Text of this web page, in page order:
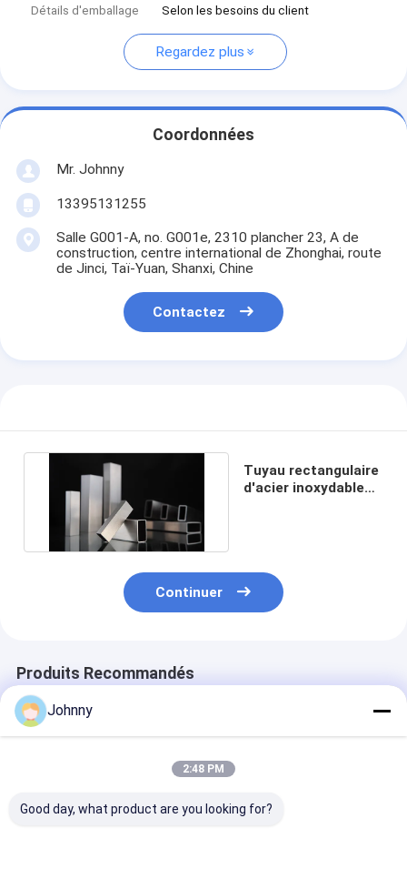
Détails d'emballage
Selon les besoins du client
Regardez plus
Coordonnées
Mr. Johnny
13395131255
Salle G001-A, no. G001e, 2310 plancher 23, A de
construction, centre international de Zhonghai, route
de Jinci, Taï-Yuan, Shanxi, Chine
Contactez
Tuyau rectangulaire
d'acier inoxydable
Continuer
Produits Recommandés
Johnny
2:48 PM
Good day, what product are you looking for?